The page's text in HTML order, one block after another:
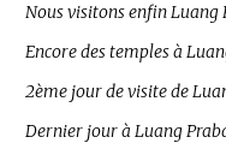
Nous visitons enfin Luang
Encore des temples à
2ème jour de visite de
Dernier jour à Luang